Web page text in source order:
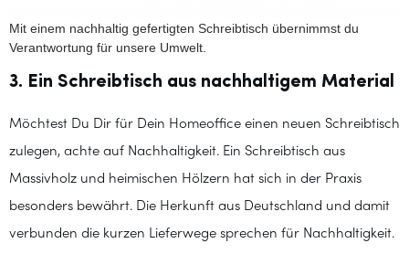
Mit einem nachhaltig gefertigten Schreibtisch übernimmst du
Verantwortung für unsere Umwelt.
3. Ein Schreibtisch aus nachhaltigem Material
Möchtest Du Dir für Dein Homeoffice einen neuen Schreibtisch
zulegen, achte auf Nachhaltigkeit. Ein Schreibtisch aus
Massivholz und heimischen Hölzern hat sich in der Praxis
besonders bewährt. Die Herkunft aus Deutschland und damit
verbunden die kurzen Lieferwege sprechen für Nachhaltigkeit.